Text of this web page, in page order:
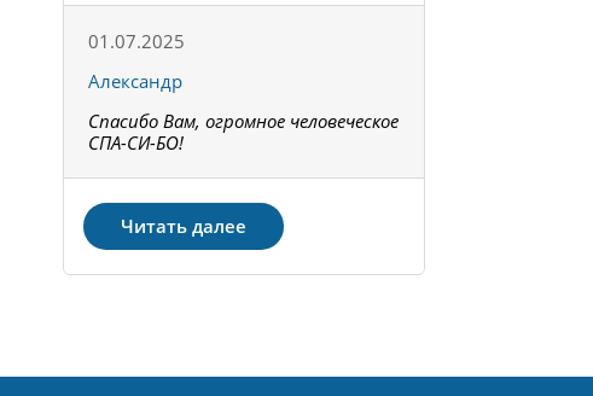
01.07.2025
Александр
Спасибо Вам, огромное человеческое
СПА-СИ-БО!
Читать далее